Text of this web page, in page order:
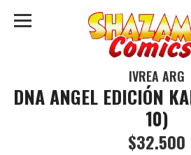
IVREA ARG
DNA ANGEL EDICIÓN
10)
$32.500